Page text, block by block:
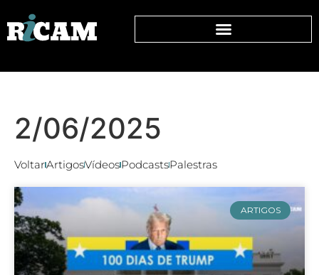
2/06/2025
VoltarArtigosVídeosPodcastsPalestras
ARTIGOS